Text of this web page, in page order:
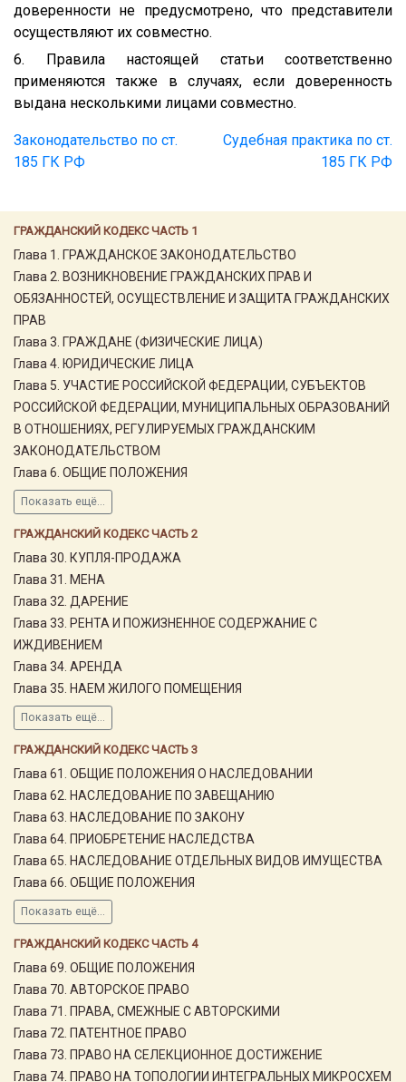
ГРАЖДАНСКИЙ КОДЕКС ЧАСТЬ 1
Глава 1. ГРАЖДАНСКОЕ ЗАКОНОДАТЕЛЬСТВО
Глава 2. ВОЗНИКНОВЕНИЕ ГРАЖДАНСКИХ ПРАВ И
ОБЯЗАННОСТЕЙ, ОСУЩЕСТВЛЕНИЕ И ЗАЩИТА ГРАЖДАНСКИХ
ПРАВ
Глава 3. ГРАЖДАНЕ (ФИЗИЧЕСКИЕ ЛИЦА)
Глава 4. ЮРИДИЧЕСКИЕ ЛИЦА
Глава 5. УЧАСТИЕ РОССИЙСКОЙ ФЕДЕРАЦИИ, СУБЪЕКТОВ
РОССИЙСКОЙ ФЕДЕРАЦИИ, МУНИЦИПАЛЬНЫХ ОБРАЗОВАНИЙ
В ОТНОШЕНИЯХ, РЕГУЛИРУЕМЫХ ГРАЖДАНСКИМ
ЗАКОНОДАТЕЛЬСТВОМ
Глава 6. ОБЩИЕ ПОЛОЖЕНИЯ
Показать ещё...
ГРАЖДАНСКИЙ КОДЕКС ЧАСТЬ 2
Глава 30. КУПЛЯ-ПРОДАЖА
Глава 31. МЕНА
Глава 32. ДАРЕНИЕ
Глава 33. РЕНТА И ПОЖИЗНЕННОЕ СОДЕРЖАНИЕ С
ИЖДИВЕНИЕМ
Глава 34. АРЕНДА
Глава 35. НАЕМ ЖИЛОГО ПОМЕЩЕНИЯ
Показать ещё...
ГРАЖДАНСКИЙ КОДЕКС ЧАСТЬ 3
Глава 61. ОБЩИЕ ПОЛОЖЕНИЯ О НАСЛЕДОВАНИИ
Глава 62. НАСЛЕДОВАНИЕ ПО ЗАВЕЩАНИЮ
Глава 63. НАСЛЕДОВАНИЕ ПО ЗАКОНУ
Глава 64. ПРИОБРЕТЕНИЕ НАСЛЕДСТВА
Глава 65. НАСЛЕДОВАНИЕ ОТДЕЛЬНЫХ ВИДОВ ИМУЩЕСТВА
Глава 66. ОБЩИЕ ПОЛОЖЕНИЯ
Показать ещё...
ГРАЖДАНСКИЙ КОДЕКС ЧАСТЬ 4
Глава 69. ОБЩИЕ ПОЛОЖЕНИЯ
Глава 70. АВТОРСКОЕ ПРАВО
Глава 71. ПРАВА, СМЕЖНЫЕ С АВТОРСКИМИ
Глава 72. ПАТЕНТНОЕ ПРАВО
Глава 73. ПРАВО НА СЕЛЕКЦИОННОЕ ДОСТИЖЕНИЕ
Глава 74. ПРАВО НА ТОПОЛОГИИ ИНТЕГРАЛЬНЫХ МИКРОСХЕМ
доверенности не предусмотрено, что представители
осуществляют их совместно.
6. Правила настоящей статьи соответственно
применяются также в случаях, если доверенность
выдана несколькими лицами совместно.
Законодательство по ст.
185 ГК РФ
Судебная практика по ст.
185 ГК РФ